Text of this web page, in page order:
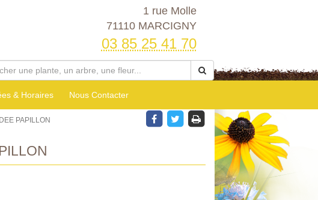
1 rue Molle
71110 MARCIGNY
03 85 25 41 70
& Horaires Nous Contacter
PAPILLON